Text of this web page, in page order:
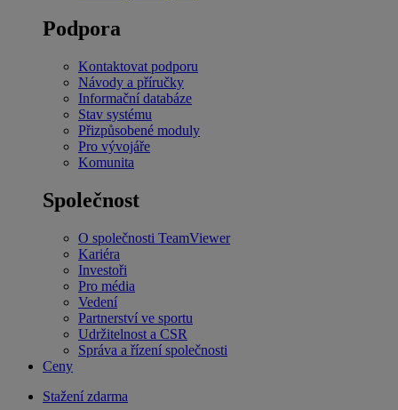
Podpora
Kontaktovat podporu
Návody a příručky
Informační databáze
Stav systému
Přizpůsobené moduly
Pro vývojáře
Komunita
Společnost
O společnosti TeamViewer
Kariéra
Investoři
Pro média
Vedení
Partnerství ve sportu
Udržitelnost a CSR
Správa a řízení společnosti
Ceny
Stažení zdarma